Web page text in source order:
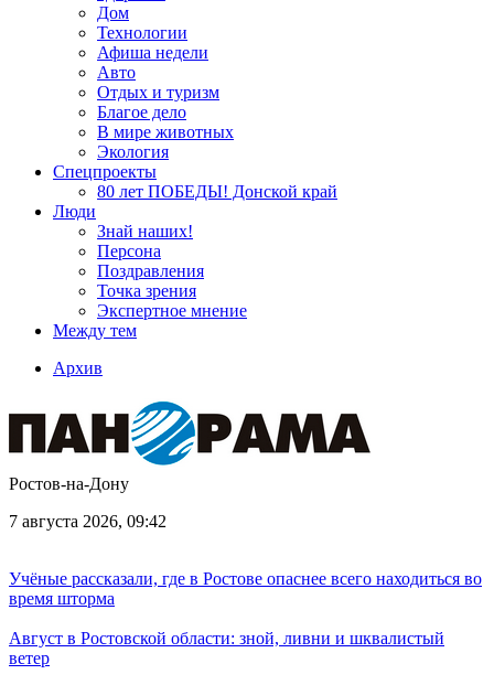
Дом
Технологии
Афиша недели
Авто
Отдых и туризм
Благое дело
В мире животных
Экология
Спецпроекты
80 лет ПОБЕДЫ! Донской край
Люди
Знай наших!
Персона
Поздравления
Точка зрения
Экспертное мнение
Между тем
Архив
Ростов-на-Дону
7 августа 2026, 09:42
Учёные рассказали, где в Ростове опаснее всего находиться во
время шторма
Август в Ростовской области: зной, ливни и шквалистый
ветер